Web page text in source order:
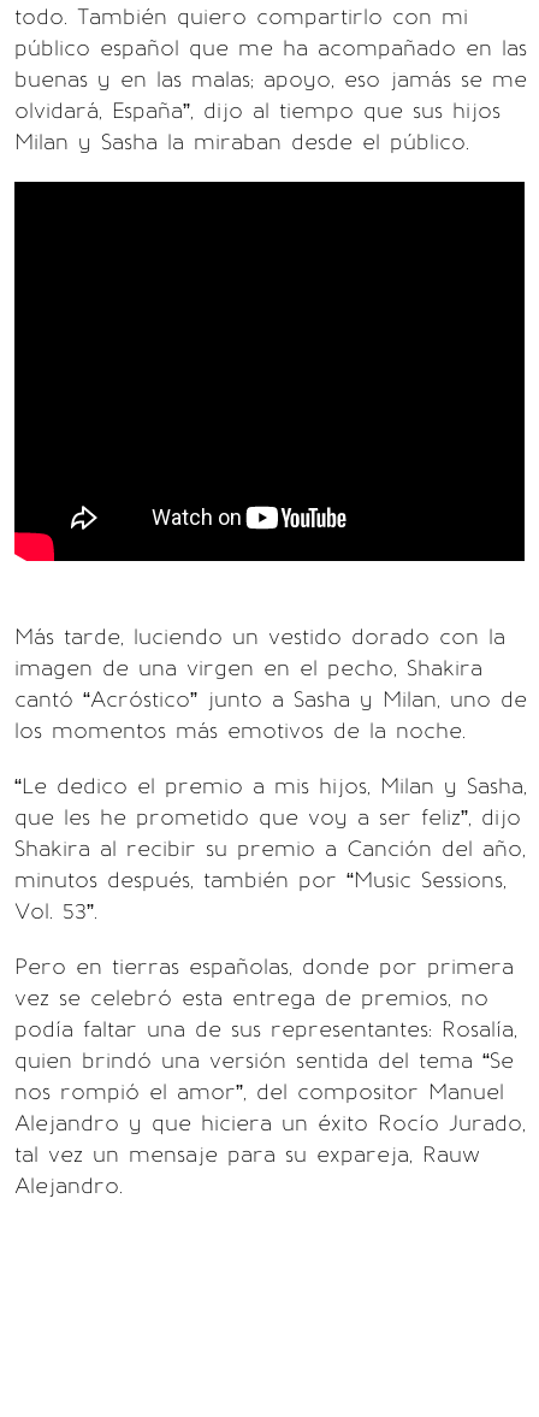
todo. También quiero compartirlo con mi
público español que me ha acompañado en las
buenas y en las malas; apoyo, eso jamás se me
olvidará, España”, dijo al tiempo que sus hijos
Milan y Sasha la miraban desde el público.
Más tarde, luciendo un vestido dorado con la
imagen de una virgen en el pecho, Shakira
cantó “Acróstico” junto a Sasha y Milan, uno de
los momentos más emotivos de la noche.
“Le dedico el premio a mis hijos, Milan y Sasha,
que les he prometido que voy a ser feliz”, dijo
Shakira al recibir su premio a Canción del año,
minutos después, también por “Music Sessions,
Vol. 53”.
Pero en tierras españolas, donde por primera
vez se celebró esta entrega de premios, no
podía faltar una de sus representantes: Rosalía,
quien brindó una versión sentida del tema “Se
nos rompió el amor”, del compositor Manuel
Alejandro y que hiciera un éxito Rocío Jurado,
tal vez un mensaje para su expareja, Rauw
Alejandro.